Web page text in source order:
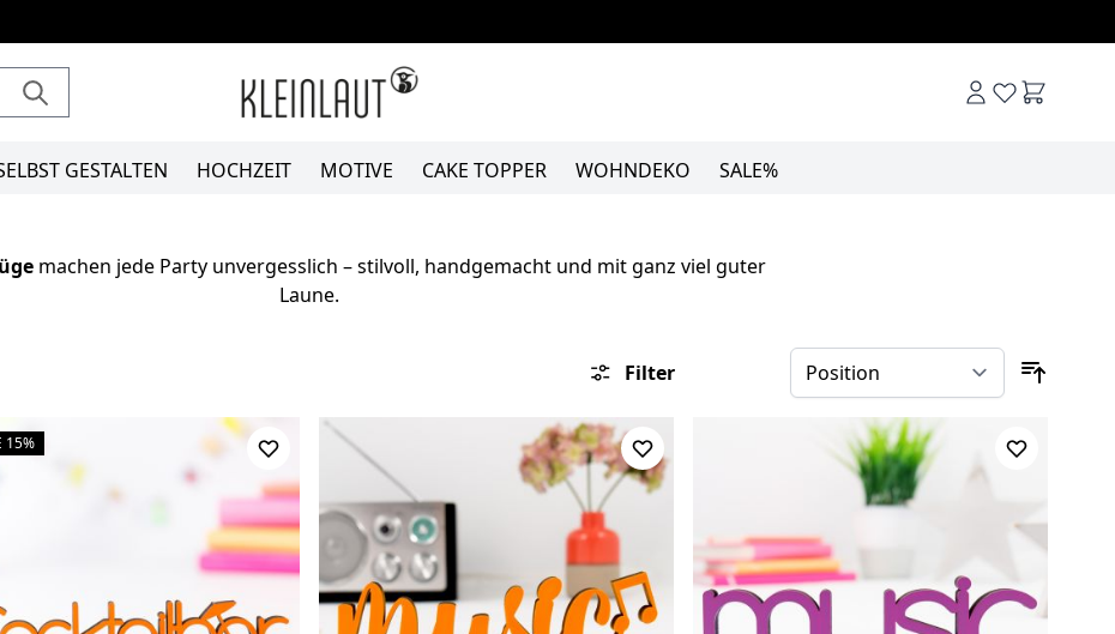
GESTALTEN HOCHZEIT MOTIVE CAKE TOPPER WOHNDEKO SALE%
machen jede Party unvergesslich – stilvoll, handgemacht und mit ganz viel guter
Laune.
Filter
15%)